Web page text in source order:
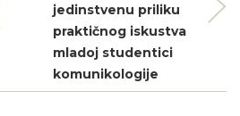
jedinstvenu priliku
praktičnog iskustva
mladoj studentici
komunikologije